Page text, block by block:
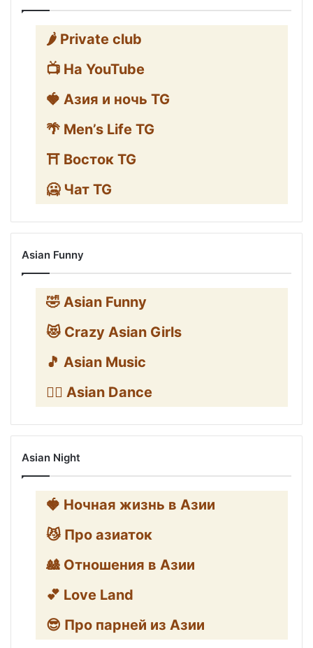
🌶️ Private club
📺 На YouTube
🍓 Азия и ночь TG
🌴 Men’s Life TG
⛩️ Восток TG
🥶 Чат TG
Asian Funny
🤣 Asian Funny
😻 Crazy Asian Girls
🎵 Asian Music
👯‍♀️ Asian Dance
Asian Night
🍓 Ночная жизнь в Азии
😼 Про азиаток
🎎 Отношения в Азии
💕 Love Land
😎 Про парней из Азии